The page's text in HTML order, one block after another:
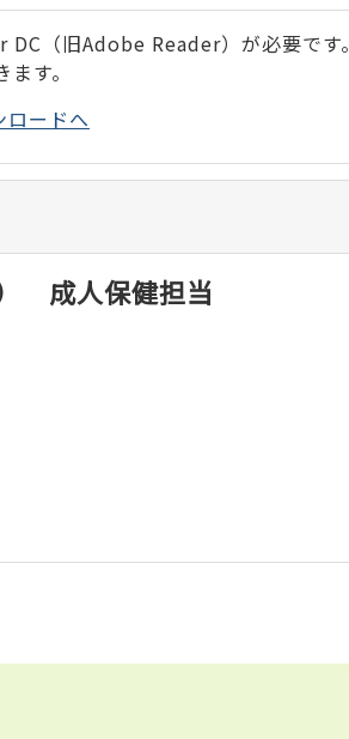
（旧Adobe Reader）が必要です。
す。
ードへ
成人保健担当